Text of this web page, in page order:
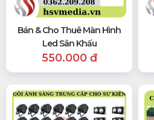
Bán & Cho Thuê Màn Hình
Led Sân Khấu
550.000 đ